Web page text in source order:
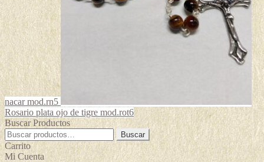
nacar mod.rn5
Rosario plata ojo de tigre mod.rot6
Buscar Productos
Buscar
por:
Buscar
Carrito
Mi Cuenta